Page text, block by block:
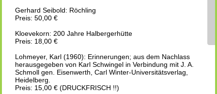
Gerhard Seibold: Röchling
Preis: 50,00 €
Kloevekorn: 200 Jahre Halbergerhütte
Preis: 18,00 €
Lohmeyer, Karl (1960): Erinnerungen; aus dem Nachlass
herausgegeben von Karl Schwingel in Verbindung mit J. A.
Schmoll gen. Eisenwerth, Carl Winter-Universitätsverlag,
Heidelberg.
Preis: 15,00 € (DRUCKFRISCH !!)